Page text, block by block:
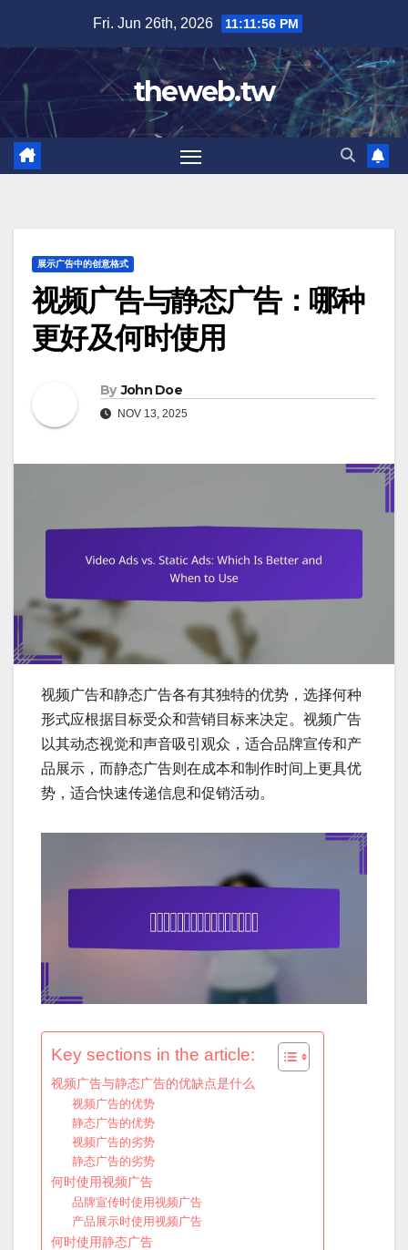
content
Fri. Jun 26th, 2026 11:11:57 PM
theweb.tw
展示广告中的创意格式
视频广告与静态广告：哪种
更好及何时使用
By John Doe
NOV 13, 2025
视频广告和静态广告各有其独特的优势，选择何种
形式应根据目标受众和营销目标来决定。视频广告
以其动态视觉和声音吸引观众，适合品牌宣传和产
品展示，而静态广告则在成本和制作时间上更具优
势，适合快速传递信息和促销活动。
Key sections in the article:
视频广告与静态广告的优缺点是什么
视频广告的优势
静态广告的优势
视频广告的劣势
静态广告的劣势
何时使用视频广告
品牌宣传时使用视频广告
产品展示时使用视频广告
何时使用静态广告